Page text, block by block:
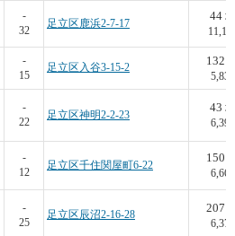
-
32
足立区鹿浜2-7-17
44坪
-
15
足立区入谷3-15-2
132
5,833
-
22
足立区神明2-2-23
43 坪
6,395
-
12
足立区千住関屋町6-22
150
6,667
-
25
足立区辰沼2-16-28
207
6,377